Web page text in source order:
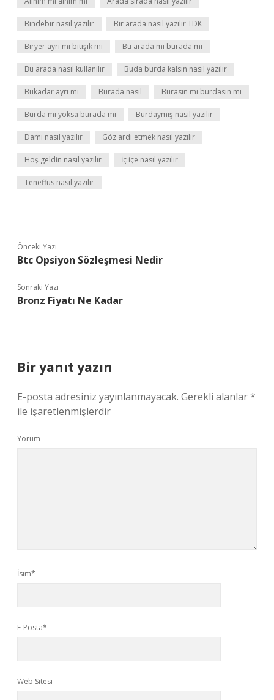
Bindebir nasıl yazılır Bir arada nasıl yazılır TDK
Biryer ayrı mı bitişik mi Bu arada mı burada mı
Bu arada nasıl kullanılır Buda burda kalsın nasıl yazılır
Bukadar ayrı mı Burada nasıl Burasın mı burdasın mı
Burda mı yoksa burada mı Burdaymış nasıl yazılır
Damı nasıl yazılır Göz ardı etmek nasıl yazılır
Hoş geldin nasıl yazılır İç içe nasıl yazılır
Teneffüs nasıl yazılır
Önceki Yazı
Btc Opsiyon Sözleşmesi Nedir
Sonraki Yazı
Bronz Fiyatı Ne Kadar
Bir yanıt yazın
E-posta adresiniz yayınlanmayacak. Gerekli alanlar*
ile işaretlenmişlerdir
Yorum
İsim*
E-Posta*
Web Sitesi